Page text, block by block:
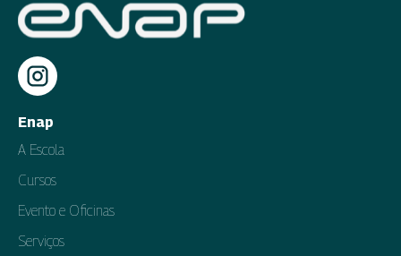
Enap
A Escola
Cursos
Evento e Oficinas
Serviços